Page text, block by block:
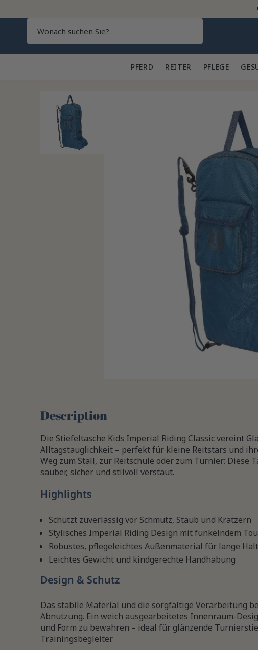
PFERD 🐎 REITER 👕 PFLEGE 🪮
Description
Die Stiefeltasche Kids Imperial Riding Classic vereint
Alltagstauglichkeit – perfekt für kleine Reitstars und
Weg zum Stall, zur Reitschule oder zum Turnier: Diese
sauber, sicher und stilvoll verstaut.
Highlights
Schützt zuverlässig vor Schmutz, Staub und Kratzern
Stylisches Imperial Riding Design mit funkelndem
Robustes, pflegeleichtes Außenmaterial für lange
Leichtes Gewicht und kindgerechte Handhabung
Design & Schutz
Das stabile Material und die sorgfältige Verarbeitung
Abnutzung. Ein weich ausgearbeitetes Innenraum-
und Form zu bewahren – ideal für glänzende
Trainingsbegleiter.